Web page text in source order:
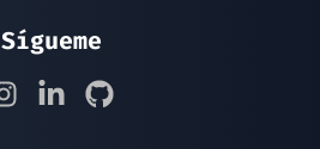
Sígueme